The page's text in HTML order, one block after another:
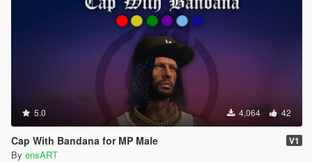
5.0 4,064 42
Cap With Bandana for MP Male V1
By ensART